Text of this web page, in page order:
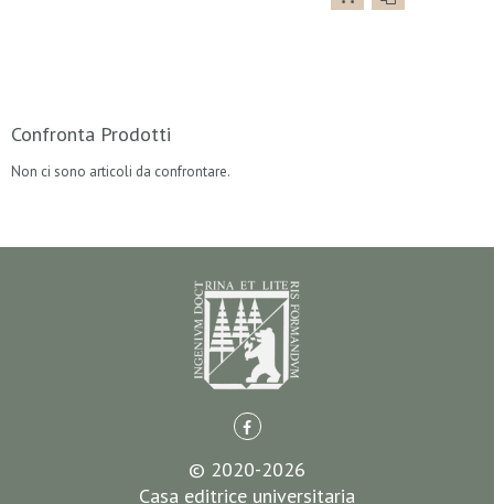
Confronta Prodotti
Non ci sono articoli da confrontare.
© 2020-2026
Casa editrice universitaria